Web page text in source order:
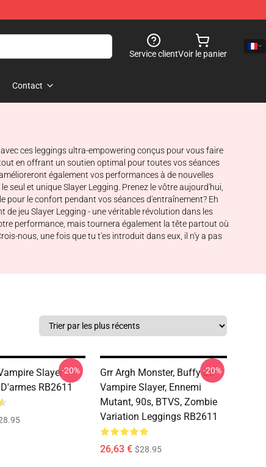
Service clientVoir le panier
Contact
ces leggings ultra-empowering conçus pour vous faire
en offrant un soutien optimal pour toutes vos séances
également vos performances à de nouvelles
et unique Slayer Legging. Prenez le vôtre aujourd'hui,
pour le confort pendant vos séances d'entraînement? Eh
jeu Slayer Legging - une véritable révolution dans les
performance, mais tournera également la tête partout où
nous, une fois que tu t'es introduit dans eux, il n'y a pas
Slayer
RB2611
-20%
Grr Argh Monster, Buffy Le
Vampire Slayer, Ennemi
Mutant, 90s, BTVS, Zombie
Variation Leggings RB2611
26,63 € $28.95
-20%